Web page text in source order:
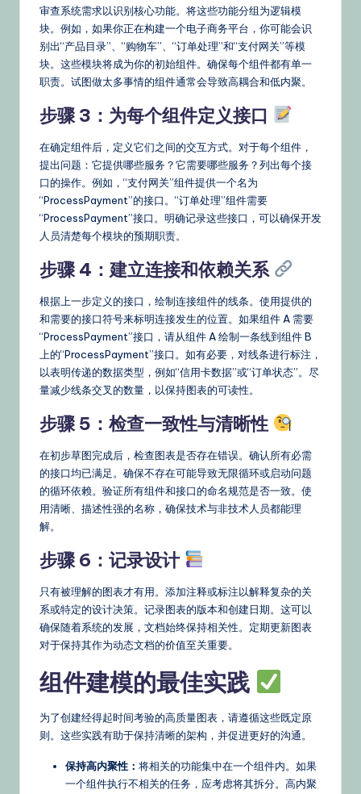
审查系统需求以识别核心功能。将这些功能分组为逻辑模
块。例如，如果你正在构建一个电子商务平台，你可能会识
别出“产品目录”、“购物车”、“订单处理”和“支付网关”等模
块。这些模块将成为你的初始组件。确保每个组件都有单一
职责。试图做太多事情的组件通常会导致高耦合和低内聚。
步骤 3：为每个组件定义接口
在确定组件后，定义它们之间的交互方式。对于每个组件，
提出问题：它提供哪些服务？它需要哪些服务？列出每个接
口的操作。例如，“支付网关”组件提供一个名为
“ProcessPayment”的接口。“订单处理”组件需要
“ProcessPayment”接口。明确记录这些接口，可以确保开发
人员清楚每个模块的预期职责。
步骤 4：建立连接和依赖关系
根据上一步定义的接口，绘制连接组件的线条。使用提供的
和需要的接口符号来标明连接发生的位置。如果组件 A 需要
“ProcessPayment”接口，请从组件 A 绘制一条线到组件 B
上的“ProcessPayment”接口。如有必要，对线条进行标注，
以表明传递的数据类型，例如“信用卡数据”或“订单状态”。尽
量减少线条交叉的数量，以保持图表的可读性。
步骤 5：检查一致性与清晰性
在初步草图完成后，检查图表是否存在错误。确认所有必需
的接口均已满足。确保不存在可能导致无限循环或启动问题
的循环依赖。验证所有组件和接口的命名规范是否一致。使
用清晰、描述性强的名称，确保技术与非技术人员都能理
解。
步骤 6：记录设计
只有被理解的图表才有用。添加注释或标注以解释复杂的关
系或特定的设计决策。记录图表的版本和创建日期。这可以
确保随着系统的发展，文档始终保持相关性。定期更新图表
对于保持其作为动态文档的价值至关重要。
组件建模的最佳实践
为了创建经得起时间考验的高质量图表，请遵循这些既定原
则。这些实践有助于保持清晰的架构，并促进更好的沟通。
保持高内聚性： 将相关的功能集中在一个组件内。如果
一个组件执行不相关的任务，应考虑将其拆分。高内聚